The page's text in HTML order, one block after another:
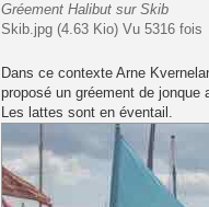
Gréement Halibut sur Skib
Skib.jpg (4.63 Kio) Vu 5316 fois
Dans ce contexte Arne
proposé un gréement de
Les lattes sont en éventail.